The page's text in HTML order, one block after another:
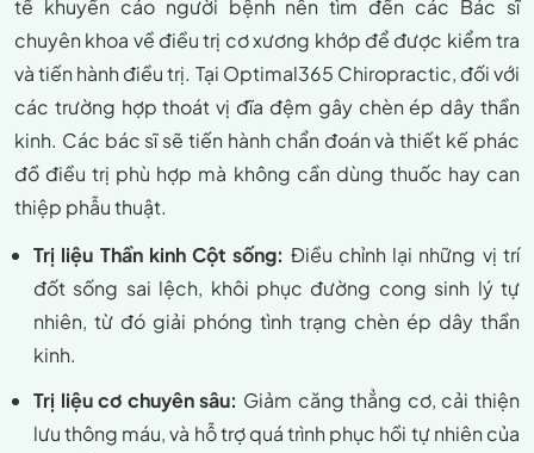
tế khuyến cáo người bệnh nên tìm đến các Bác sĩ
chuyên khoa về điều trị cơ xương khớp để được kiểm tra
và tiến hành điều trị. Tại Optimal365 Chiropractic, đối với
các trường hợp thoát vị đĩa đệm gây chèn ép dây thần
kinh. Các bác sĩ sẽ tiến hành chẩn đoán và thiết kế phác
đồ điều trị phù hợp mà không cần dùng thuốc hay can
thiệp phẫu thuật.
Trị liệu Thần kinh Cột sống: Điều chỉnh lại những vị trí
đốt sống sai lệch, khôi phục đường cong sinh lý tự
nhiên, từ đó giải phóng tình trạng chèn ép dây thần
kinh.
Trị liệu cơ chuyên sâu: Giảm căng thẳng cơ, cải thiện
lưu thông máu, và hỗ trợ quá trình phục hồi tự nhiên của